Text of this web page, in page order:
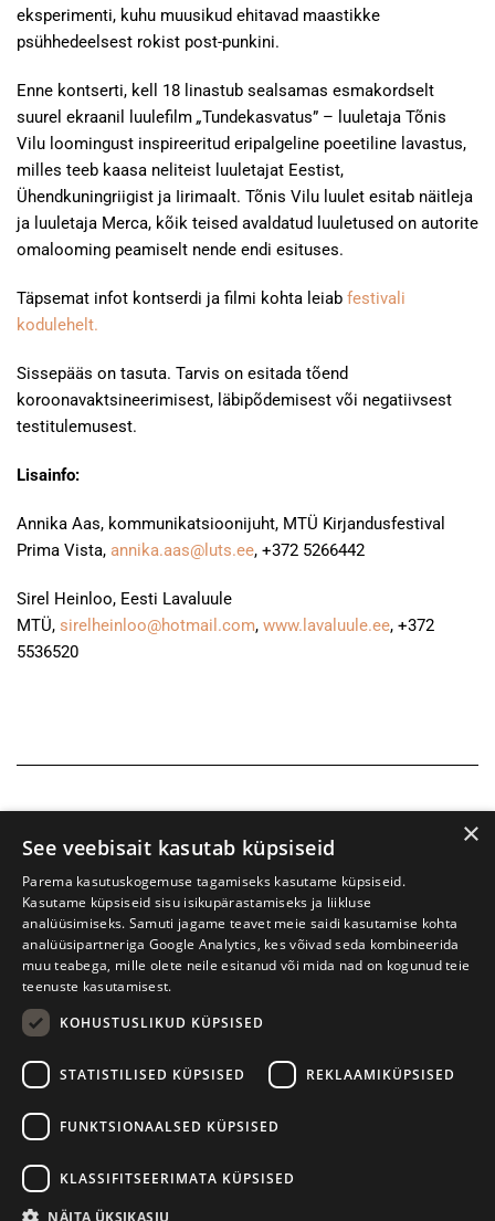
eksperimenti, kuhu muusikud ehitavad maastikke
psühhedeelsest rokist post-punkini.
Enne kontserti, kell 18 linastub sealsamas esmakordselt
suurel ekraanil luulefilm „Tundekasvatus” – luuletaja Tõnis
Vilu loomingust inspireeritud eripalgeline poeetiline lavastus,
milles teeb kaasa neliteist luuletajat Eestist,
Ühendkuningriigist ja Iirimaalt. Tõnis Vilu luulet esitab näitleja
ja luuletaja Merca, kõik teised avaldatud luuletused on autorite
omalooming peamiselt nende endi esituses.
Täpsemat infot kontserdi ja filmi kohta leiab festivali
kodulehelt.
Sissepääs on tasuta. Tarvis on esitada tõend
koroonavaktsineerimisest, läbipõdemisest või negatiivsest
testitulemusest.
Lisainfo:
Annika Aas, kommunikatsioonijuht, MTÜ Kirjandusfestival
Prima Vista, annika.aas@luts.ee, +372 5266442
Sirel Heinloo, Eesti Lavaluule
MTÜ, sirelheinloo@hotmail.com, www.lavaluule.ee, +372
5536520
Prima Vista kirjandusfestival
+372 56906836
Kodulehe tegemine - AMA
×
See veebisait kasutab küpsiseid
Parema kasutuskogemuse tagamiseks kasutame küpsiseid.
Kasutame küpsiseid sisu isikupärastamiseks ja liikluse
analüüsimiseks. Samuti jagame teavet meie saidi kasutamise kohta
analüüsipartneriga Google Analytics, kes võivad seda kombineerida
muu teabega, mille olete neile esitanud või mida nad on kogunud teie
teenuste kasutamisest.
KOHUSTUSLIKUD KÜPSISED
STATISTILISED KÜPSISED REKLAAMIKÜPSISED
FUNKTSIONAALSED KÜPSISED
KLASSIFITSEERIMATA KÜPSISED
NÄITA ÜKSIKASJU